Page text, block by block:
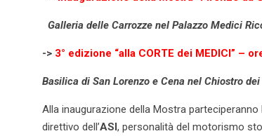
Galleria delle Carrozze nel Palazzo Medici
-> 3° edizione “alla CORTE dei MEDICI” –
Basilica di San Lorenzo e Cena nel Chiostro
Alla inaugurazione della Mostra parteciperanno
direttivo dell’ASI, personalità del motorismo